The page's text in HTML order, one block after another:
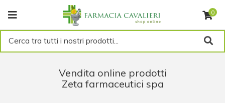
0
Cerca tra tutti i nostri prodotti...
Vendita online prodotti
Zeta farmaceutici spa